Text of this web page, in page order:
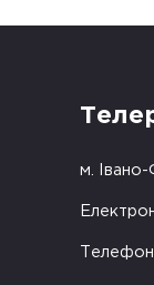
м. Івано-